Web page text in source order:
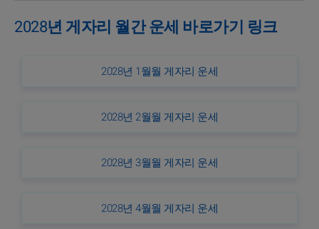
2028년 게자리 월간 운세 바로가기 링크
2028년 1월월 게자리 운세
2028년 2월월 게자리 운세
2028년 3월월 게자리 운세
2028년 4월월 게자리 운세